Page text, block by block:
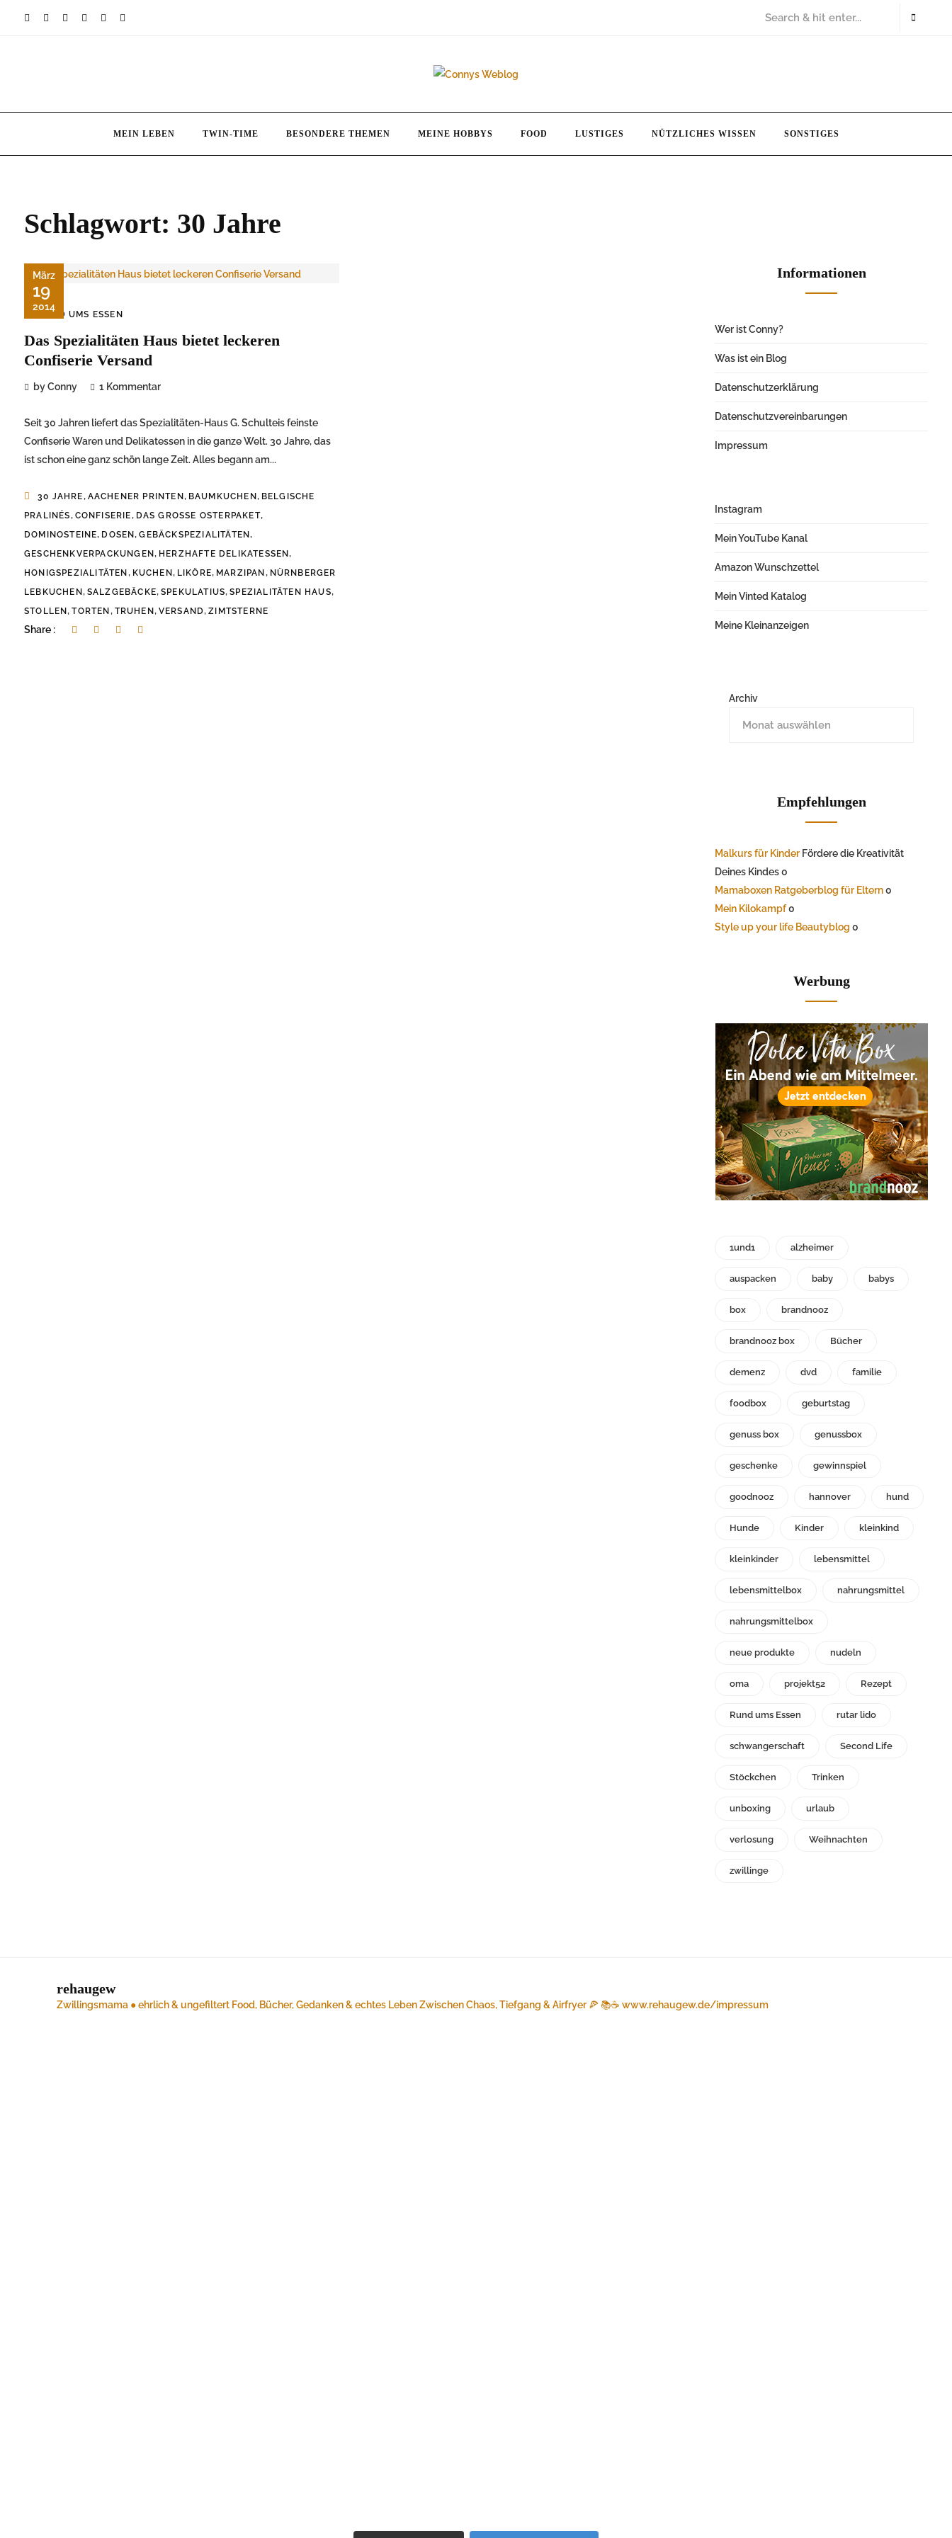
MEIN LEBEN TWIN-TIME BESONDERE THEMEN MEINE HOBBYS FOOD LUSTIGES NÜTZLICHES WISSEN SONSTIGES
Schlagwort: 30 Jahre
März
19
2014
RUND UMS ESSEN
Das Spezialitäten Haus bietet leckeren
Confiserie Versand
by Conny 1 Kommentar
Seit 30 Jahren liefert das Spezialitäten-Haus G. Schulteis feinste
Confiserie Waren und Delikatessen in die ganze Welt. 30 Jahre, das
ist schon eine ganz schön lange Zeit. Alles begann am...
30 JAHRE, AACHENER PRINTEN, BAUMKUCHEN, BELGISCHE
PRALINÉS, CONFISERIE, DAS GROSSE OSTERPAKET ,
DOMINOSTEINE, DOSEN,GEBÄCKSPEZIALITÄTEN,
GESCHENKVERPACKUNGEN, HERZHAFTE DELIKATESSEN,
HONIGSPEZIALITÄTEN, KUCHEN, LIKÖRE, MARZIPAN, NÜRNBERGER
LEBKUCHEN, SALZGEBÄCKE,SPEKULATIUS,SPEZIALITÄTEN HAUS,
STOLLEN,TORTEN, TRUHEN, VERSAND,ZIMTSTERNE
Share :
Informationen
Wer ist Conny?
Was ist ein Blog
Datenschutzerklärung
Datenschutzvereinbarungen
Impressum
Instagram
Mein YouTube Kanal
Amazon Wunschzettel
Mein Vinted Katalog
Meine Kleinanzeigen
Archiv
Empfehlungen
Malkurs für Kinder Fördere die Kreativität
Deines Kindes 0
Mamaboxen Ratgeberblog für Eltern0
Mein Kilokampf0
Style up your life Beautyblog 0
Werbung
1und1 alzheimer
auspacken baby babys
box brandnooz
brandnooz box Bücher
demenz dvd familie
foodbox geburtstag
genuss box genussbox
geschenke gewinnspiel
goodnooz hannover hund
Hunde Kinder kleinkind
kleinkinder lebensmittel
lebensmittelbox nahrungsmittel
nahrungsmittelbox
neue produkte nudeln
oma projekt52 Rezept
Rund ums Essen rutar lido
schwangerschaft Second Life
Stöckchen Trinken
unboxing urlaub
verlosung Weihnachten
zwillinge
rehaugew
Zwillingsmama ● ehrlich & ungefiltert Food, Bücher, Gedanken & echtes LebenZwischen Chaos, Tiefgang & Airfryer 🍕 📚☕️ www.rehaugew.de/impressum